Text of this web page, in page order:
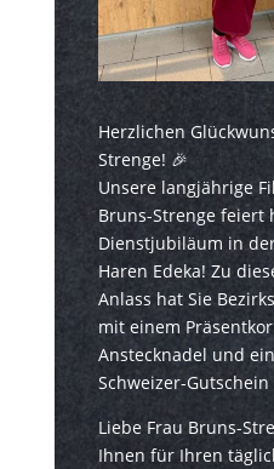
Herzlichen
Strenge! 🎉
Unsere langjährige
Bruns-Strenge feiert
Dienstjubiläum in
Haren Edeka! Zu
Anlass hat Sie
mit einem
Anstecknadel und
Schweizer-
Liebe Frau Bruns-
Ihnen für Ihren